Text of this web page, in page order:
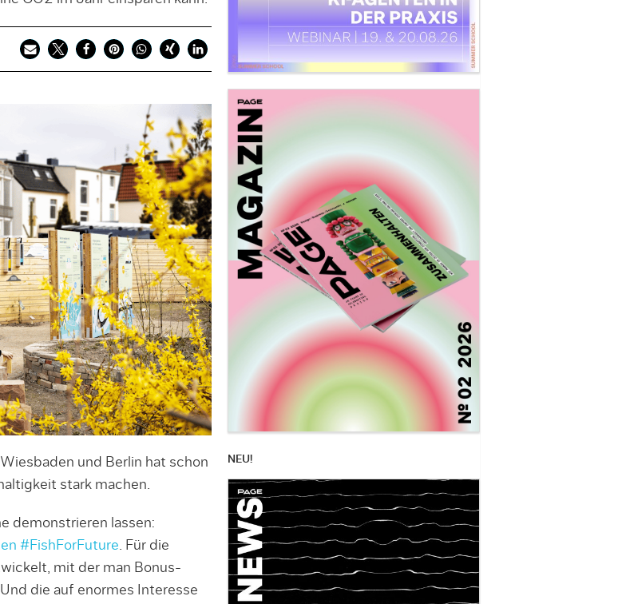
und Berlin hat schon
stark machen.
demonstrieren lassen:
#FishForFuture. Für die
mit der man Bonus-
die auf enormes Interesse
NEU!